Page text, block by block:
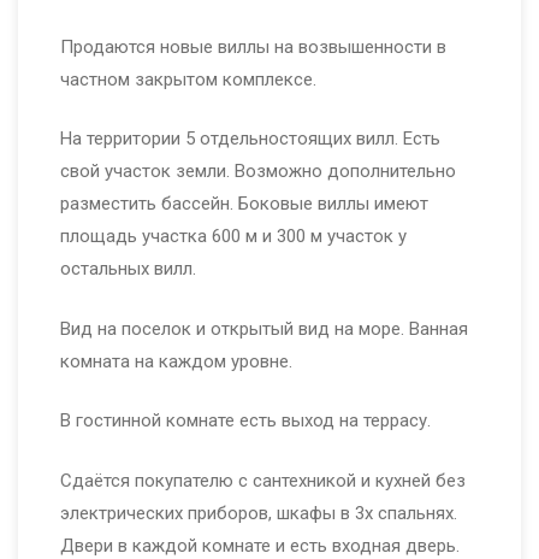
Продаются новые виллы на возвышенности в
частном закрытом комплексе.
На территории 5 отдельностоящих вилл. Есть
свой участок земли. Возможно дополнительно
разместить бассейн. Боковые виллы имеют
площадь участка 600 м и 300 м участок у
остальных вилл.
Вид на поселок и открытый вид на море. Ванная
комната на каждом уровне.
В гостинной комнате есть выход на террасу.
Сдаётся покупателю с сантехникой и кухней без
электрических приборов, шкафы в 3х спальнях.
Двери в каждой комнате и есть входная дверь.